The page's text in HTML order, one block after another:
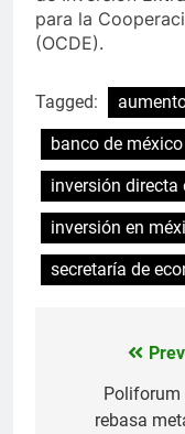
para la
(OCDE).
Tagged:
banco de méxico
inversión directa
inversión en
secretaría de
Poliforum
rebasa